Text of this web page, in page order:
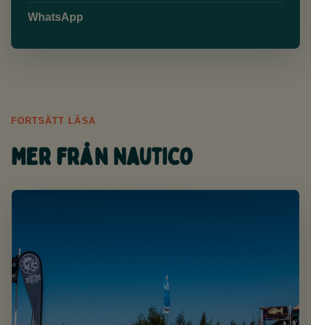
WhatsApp
FORTSÄTT LÄSA
Mer från Nautico